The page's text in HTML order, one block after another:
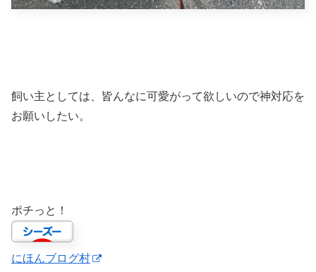
飼い主としては、皆んなに可愛がって欲しいので神対応を
お願いしたい。
ポチっと！
にほんブログ村